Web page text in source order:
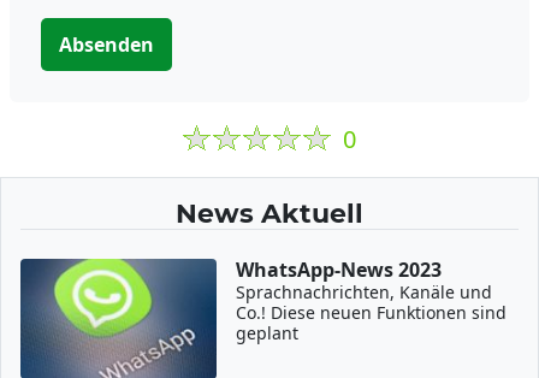
Absenden
0
News Aktuell
WhatsApp-News 2023
Sprachnachrichten, Kanäle und
Co.! Diese neuen Funktionen sind
geplant